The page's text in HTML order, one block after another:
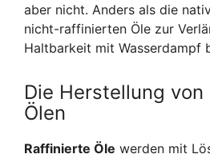
aber nicht. Anders als die
nicht-raffinierten Öle zur
Haltbarkeit mit Wasserdampf
Die Herstellung
Ölen
Raffinierte Öle werden mit